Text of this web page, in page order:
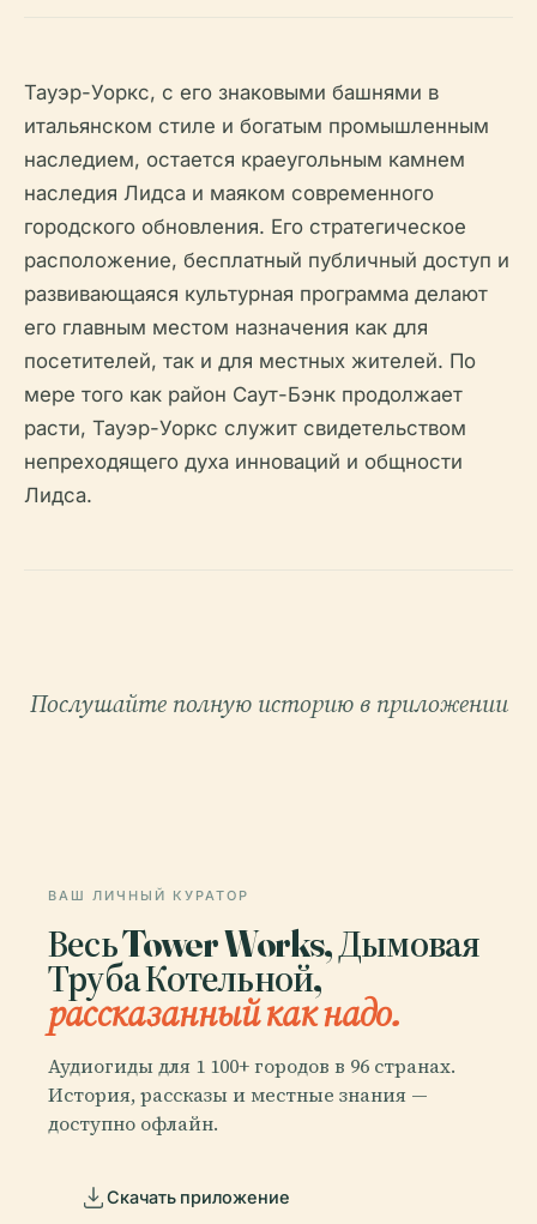
Тауэр-Уоркс, с его знаковыми башнями в
итальянском стиле и богатым промышленным
наследием, остается краеугольным камнем
наследия Лидса и маяком современного
городского обновления. Его стратегическое
расположение, бесплатный публичный доступ и
развивающаяся культурная программа делают
его главным местом назначения как для
посетителей, так и для местных жителей. По
мере того как район Саут-Бэнк продолжает
расти, Тауэр-Уоркс служит свидетельством
непреходящего духа инноваций и общности
Лидса.
Послушайте полную историю в приложении
ВАШ ЛИЧНЫЙ КУРАТОР
Весь Tower Works, Дымовая
Труба Котельной,
рассказанный как надо.
Аудиогиды для 1 100+ городов в 96 странах.
История, рассказы и местные знания —
доступно офлайн.
Скачать приложение